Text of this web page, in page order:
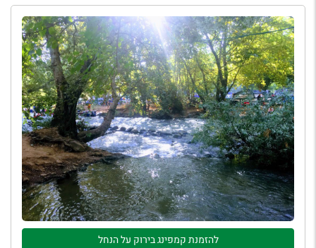
להזמנת קמפינג בירוק על הנחל